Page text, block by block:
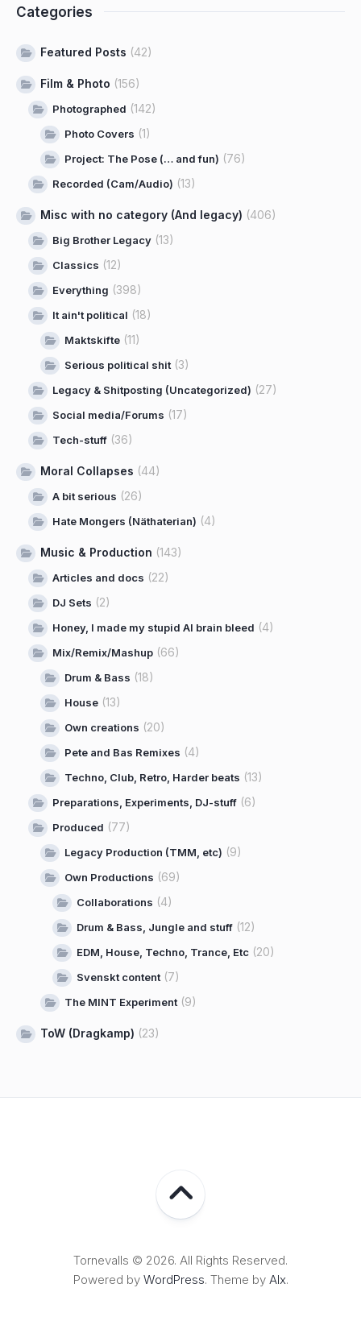
Categories
Featured Posts (42)
Film & Photo (156)
Photographed (142)
Photo Covers (1)
Project: The Pose (… and fun) (76)
Recorded (Cam/Audio) (13)
Misc with no category (And legacy) (406)
Big Brother Legacy (13)
Classics (12)
Everything (398)
It ain't political (18)
Maktskifte (11)
Serious political shit (3)
Legacy & Shitposting (Uncategorized) (27)
Social media/Forums (17)
Tech-stuff (36)
Moral Collapses (44)
A bit serious (26)
Hate Mongers (Näthaterian) (4)
Music & Production (143)
Articles and docs (22)
DJ Sets (2)
Honey, I made my stupid AI brain bleed (4)
Mix/Remix/Mashup (66)
Drum & Bass (18)
House (13)
Own creations (20)
Pete and Bas Remixes (4)
Techno, Club, Retro, Harder beats (13)
Preparations, Experiments, DJ-stuff (6)
Produced (77)
Legacy Production (TMM, etc) (9)
Own Productions (69)
Collaborations (4)
Drum & Bass, Jungle and stuff (12)
EDM, House, Techno, Trance, Etc (20)
Svenskt content (7)
The MINT Experiment (9)
ToW (Dragkamp) (23)
Tornevalls © 2026. All Rights Reserved.
Powered by WordPress. Theme by Alx.